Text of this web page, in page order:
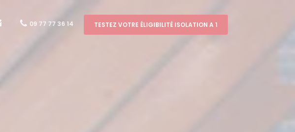
09 77 77 36 14 TESTEZ VOTRE ÉLIGIBILITÉ ISOLATION A 1